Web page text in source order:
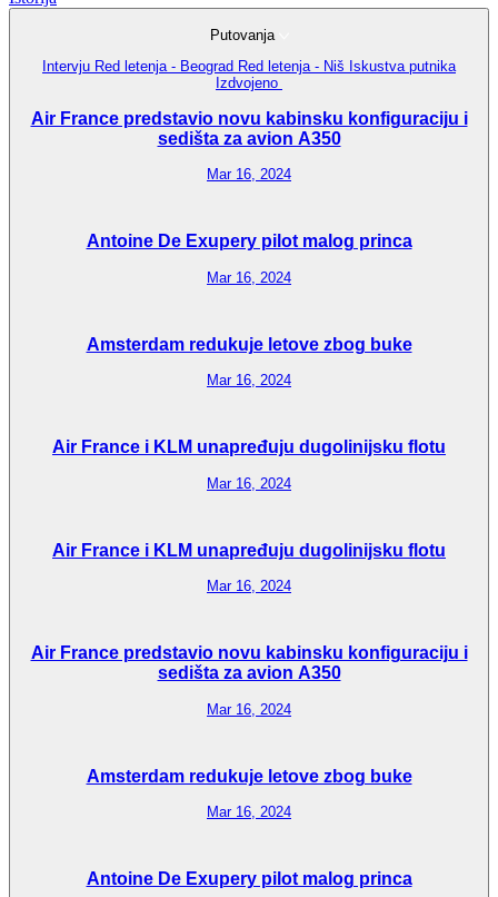
Putovanja
Intervju Red letenja - Beograd Red letenja - Niš Iskustva putnika
Izdvojeno
Air France predstavio novu kabinsku konfiguraciju i
sedišta za avion A350
Mar 16, 2024
Antoine De Exupery pilot malog princa
Mar 16, 2024
Amsterdam redukuje letove zbog buke
Mar 16, 2024
Air France i KLM unapređuju dugolinijsku flotu
Mar 16, 2024
Air France i KLM unapređuju dugolinijsku flotu
Mar 16, 2024
Air France predstavio novu kabinsku konfiguraciju i
sedišta za avion A350
Mar 16, 2024
Amsterdam redukuje letove zbog buke
Mar 16, 2024
Antoine De Exupery pilot malog princa